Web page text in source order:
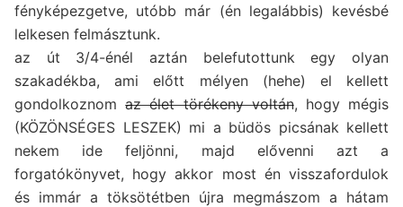
fényképezgetve, utóbb már (én legalábbis) kevésbé
lelkesen felmásztunk.
az út 3/4-énél aztán belefutottunk egy olyan
szakadékba, ami előtt mélyen (hehe) el kellett
gondolkoznomaz élet törékeny voltán, hogy mégis
(KÖZÖNSÉGES LESZEK) mi a büdös picsának kellett
nekem ide feljönni, majd elővenni azt a
forgatókönyvet, hogy akkor most én visszafordulok
és immár a töksötétben újra megmászom a hátam